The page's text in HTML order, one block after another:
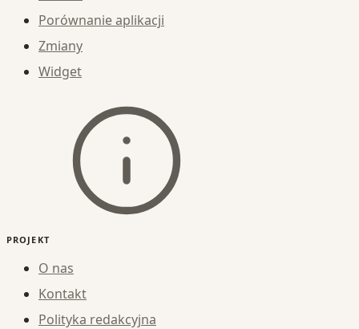
Porównanie aplikacji
Zmiany
Widget
PROJEKT
O nas
Kontakt
Polityka redakcyjna